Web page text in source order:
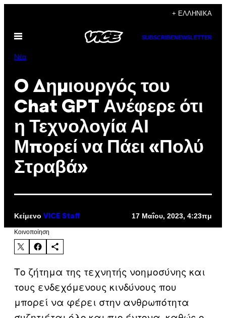
περιεχόμενο
+ ΕΛΛΗΝΙΚΆ
Ανοίξτε
SUBSCRIBENEWSLETTER
Νέα
O Δημιουργός του
Chat GPT Ανέφερε ότι
η Τεχνολογία ΑΙ
Μπορεί να Πάει «Πολύ
Στραβά»
Κείμενο VICE Staff 17 Μαΐου, 2023, 4:23πμ
Kοινοποίηση
Το ζήτημα της τεχνητής νοημοσύνης και
τους ενδεχόμενους κινδύνους που
μπορεί να φέρει στην ανθρωπότητα